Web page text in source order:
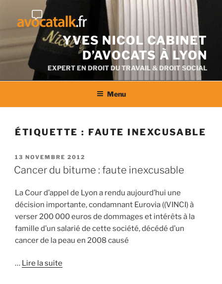
contenu
YVES NICOL CABINET
D’AVOCATS À LYON
EXPERT EN DROIT DU TRAVAIL & DROIT SOCIAL
Menu
ÉTIQUETTE : FAUTE INEXCUSABLE
PUBLIÉ
LE
13 NOVEMBRE 2012
Cancer du bitume : faute inexcusable
La Cour d’appel de Lyon a rendu aujourd’hui une
décision importante, condamnant Eurovia ((VINCI) à
verser 200 000 euros de dommages et intérêts à la
famille d’un salarié de cette société, décédé d’un
cancer de la peau en 2008 causé
… Lire la suite